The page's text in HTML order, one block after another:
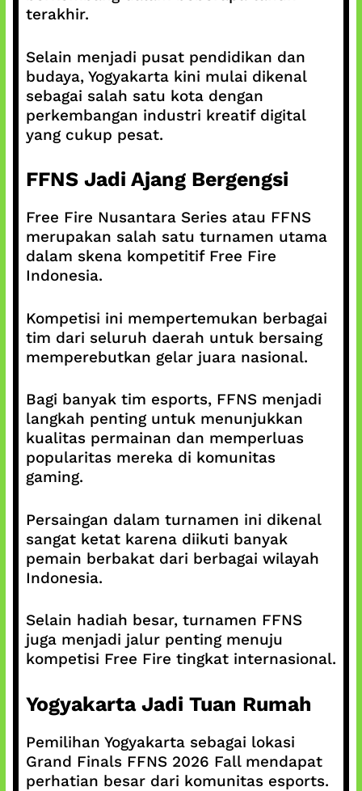
terakhir.
Selain menjadi pusat pendidikan dan
budaya, Yogyakarta kini mulai dikenal
sebagai salah satu kota dengan
perkembangan industri kreatif digital
yang cukup pesat.
FFNS Jadi Ajang Bergengsi
Free Fire Nusantara Series atau FFNS
merupakan salah satu turnamen utama
dalam skena kompetitif Free Fire
Indonesia.
Kompetisi ini mempertemukan berbagai
tim dari seluruh daerah untuk bersaing
memperebutkan gelar juara nasional.
Bagi banyak tim esports, FFNS menjadi
langkah penting untuk menunjukkan
kualitas permainan dan memperluas
popularitas mereka di komunitas
gaming.
Persaingan dalam turnamen ini dikenal
sangat ketat karena diikuti banyak
pemain berbakat dari berbagai wilayah
Indonesia.
Selain hadiah besar, turnamen FFNS
juga menjadi jalur penting menuju
kompetisi Free Fire tingkat internasional.
Yogyakarta Jadi Tuan Rumah
Pemilihan Yogyakarta sebagai lokasi
Grand Finals FFNS 2026 Fall mendapat
perhatian besar dari komunitas esports.